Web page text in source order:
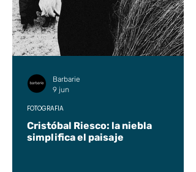
Cristóbal Riesco: la niebla
simplifica el paisaje
FOTOGRAFÍA
Barbarie
9 jun